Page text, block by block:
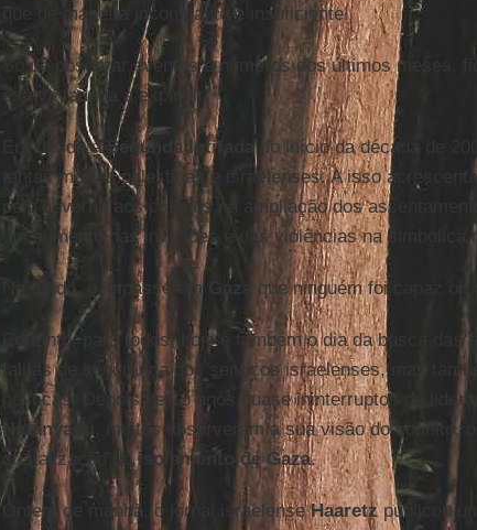
que de maneira inconstante e insuficiente.
Só de observar eventos e números dos últimos meses,
estava fadada a explodir.
Era desde aSegunda Intifada do início da década de
tantas mortes palestinas e israelenses. A isso
pelo governo aos colonos na ampliação dos
um aumento das invasões e das violências na simbólica
No fundo, o impasse em Gaza que ninguém foi capaz ou
Portanto, para todos, hoje é também o dia da busca das
falhas de segurança dos serviços israelenses, mas
políticas. Depois de 15 anos quase ininterruptos de
Netanyahu
, muitos absorveram a sua visão do conflito,
cristalização doisolamento de Gaza.
Ontem de manhã, o jornal israelenseHaaretzpublicou